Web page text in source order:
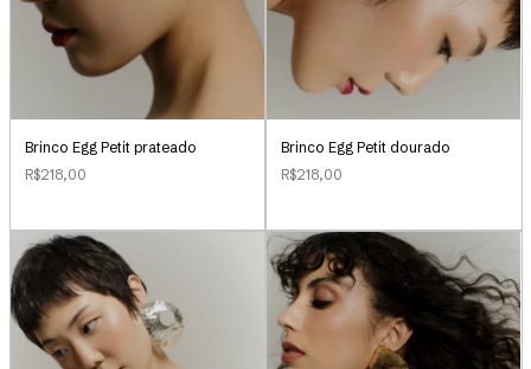
Brinco Egg Petit prateado
R$218,00
Brinco Egg Petit dourado
R$218,00